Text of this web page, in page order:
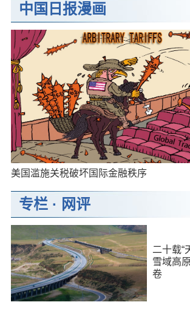
中国日报漫画
美国滥施关税破坏国际金融秩序
专栏· 网评
二十载“
雪域高
卷